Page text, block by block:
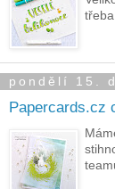
pondělí 15.
Papercards.cz